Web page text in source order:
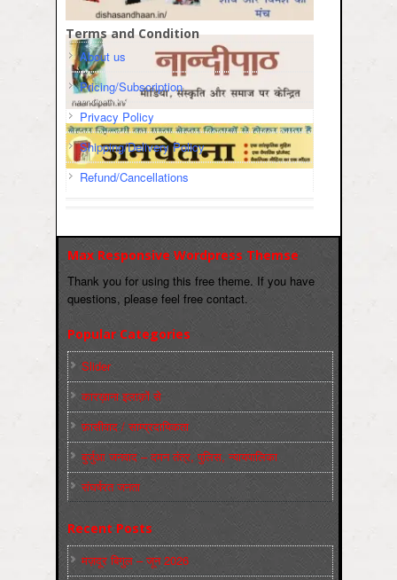
Terms and Condition
About us
Pricing/Subscription
Privacy Policy
Shipping/Delivery Policy
Refund/Cancellations
Max Responsive Wordpress Themse
Thank you for using this free theme. If you have
questions, please feel free contact.
Popular Categories
Slider
कारख़ाना इलाक़ों से
फ़ासीवाद / साम्‍प्रदायिकता
बुर्जुआ जनवाद – दमन तंत्र, पुलिस, न्‍यायपालिका
संघर्षरत जनता
Recent Posts
मज़दूर बिगुल – जून 2026